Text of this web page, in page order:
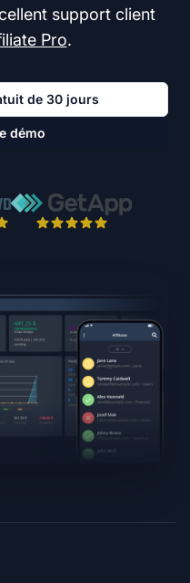
support client
Pro.
de 30 jours
démo